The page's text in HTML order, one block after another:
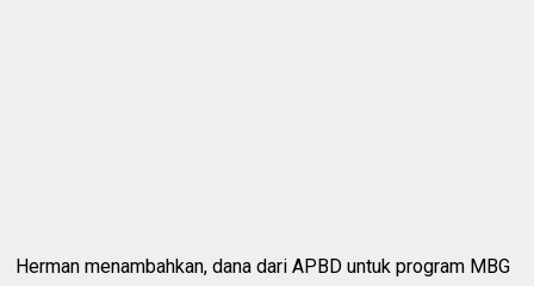
Herman menambahkan, dana dari APBD untuk program MBG